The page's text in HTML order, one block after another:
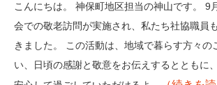
こんにちは。 神保町地区担当の神山です。 9
会での敬老訪問が実施され、私たち社協職員
きました。 この活動は、地域で暮らす方々の
い、日頃の感謝と敬意をお伝えするとともに